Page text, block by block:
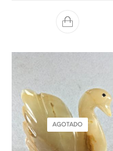
AGOTADO